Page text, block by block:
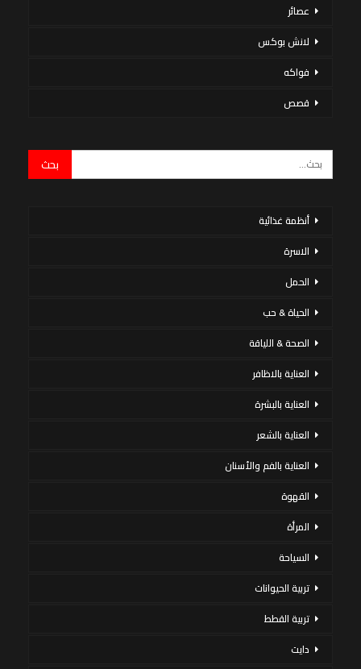
عصائر
لانش بوكس
فواكه
قصص
أنظمة غذائية
الاسرة
الحمل
الحياة & حب
الصحة & اللياقة
العناية بالاظافر
العناية بالبشرة
العناية بالشعر
العناية بالفم والأسنان
القهوة
المرأة
السياحة
تربية الحيوانات
تربية القطط
دايت